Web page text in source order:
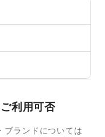
利用可否
ブランドについては